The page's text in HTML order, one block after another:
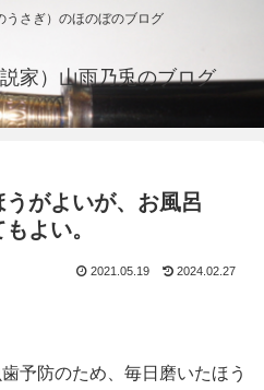
うさぎ）のほのぼのブログ
家）山雨乃兎のブログ
がよいが、お風呂
よい。
2021.05.19 2024.02.27
予防のため、毎日磨いたほう